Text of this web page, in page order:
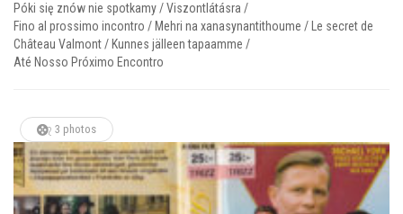
Póki się znów nie spotkamy / Viszontlátásra /
Fino al prossimo incontro / Mehri na xanasynantithoume / Le secret de
Château Valmont / Kunnes jälleen tapaamme /
Até Nosso Próximo Encontro
3 photos